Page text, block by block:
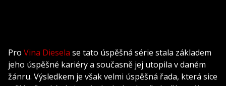
Pro Vina Diesela se tato úspěšná série stala základem
jeho úspěšné kariéry a současně jej utopila v daném
žánru. Výsledkem je však velmi úspěšná řada, která sice